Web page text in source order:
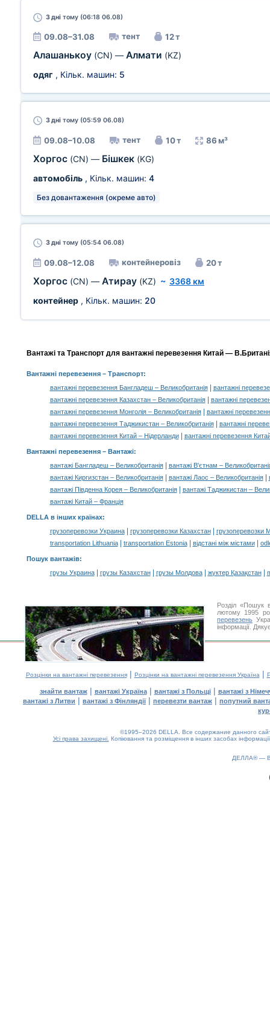
3 дні тому (06:18 06.08)
09.08–31.08 тент 12 т
Алашанькоу (CN) — Алмати (KZ)
одяг , Кільк. машин: 5
3 дні тому (05:59 06.08)
09.08–10.08 тент 10 т 86 м³
Хоргос (CN) — Бішкек (KG)
автомобіль , Кільк. машин: 4
Без довантаження (окреме авто)
3 дні тому (05:54 06.08)
09.08–12.08 контейнеровіз 20 т
Хоргос (CN) — Атирау (KZ) ~ 3368 км
контейнер , Кільк. машин: 20
Вантажі та Транспорт для вантажні перевезення Китай —
Вантажні перевезення– Транспорт:
вантажні перевезення Бангладеш – Великобританія|
вантажні
вантажні перевезення Казахстан – Великобританія|
вантажні
вантажні перевезення Монголія – Великобританія|
вантажні
вантажні перевезення Таджикистан – Великобританія|
вантажні
вантажні перевезення Китай – Нідерланди| вантажні перевезення
Вантажні перевезення – Вантажі:
вантажі Бангладеш – Великобританія|
вантажі В'єтнам –
вантажі Киргизстан – Великобританія| вантажі Лаос – Великобританія|
вантажі Південна Корея – Великобританія|
вантажі Таджикистан –
вантажі Китай – Франція
DELLA в інших країнах:
грузоперевозки Украина| грузоперевозки Казахстан|
грузоперевозки
transportation Lithuania| transportation Estonia| відстані між містами|
Пошук вантажів:
грузы Украина| грузы Казахстан| грузы Молдова| жүктер Қазақстан|
Розділ «Пошук
лютому 1995
перевезень
інформації.
Розцінки на вантажні перевезення| Розцінки на вантажні перевезення Україна |
знайти вантаж| вантажі Україна| вантажі з Польщі| вантажі з
вантажі з Литви | вантажі з Фінляндії| перевезти вантаж | попутний
©1995–2026 DELLA. Все содержание данного
Усі права захищені. Копіювання та розміщення в інших засобах
ДЕЛЛА® —